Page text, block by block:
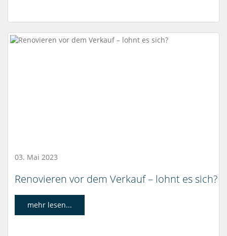
03. Mai 2023
Renovieren vor dem Verkauf – lohnt es sich?
mehr lesen...